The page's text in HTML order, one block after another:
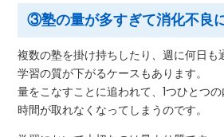
③塾の量が多すぎて消化不良
複数の塾を掛け持ちしたり、週に何日も
学習の質が下がるケースもあります。
量をこなすことに追われて、1つひとつ
時間が取れなくなってしまうのです。